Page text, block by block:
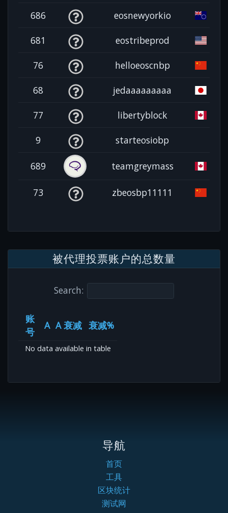
686 eosnewyorkio
681 eostribeprod
76 helloeoscnbp
68 jedaaaaaaaaa
77 libertyblock
9 starteosiobp
689 teamgreymass
73 zbeosbp11111
被代理投票账户的总数量
Search:
账
号
A A 衰减 衰减%
No data available in table
导航
首页
工具
区块统计
测试网